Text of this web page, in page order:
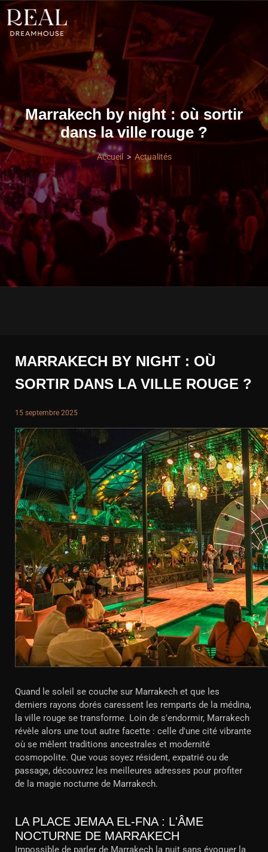
Marrakech by night : où sortir
dans la ville rouge ?
Accueil Actualités
MARRAKECH BY NIGHT : OÙ
SORTIR DANS LA VILLE ROUGE ?
15 septembre 2025
Quand le soleil se couche sur Marrakech et que les
derniers rayons dorés caressent les remparts de la médina,
la ville rouge se transforme. Loin de s'endormir, Marrakech
révèle alors une tout autre facette : celle d'une cité vibrante
où se mêlent traditions ancestrales et modernité
cosmopolite. Que vous soyez résident, expatrié ou de
passage, découvrez les meilleures adresses pour profiter
de la magie nocturne de Marrakech.
LA PLACE JEMAA EL-FNA : L'ÂME
NOCTURNE DE MARRAKECH
Impossible de parler de Marrakech la nuit sans évoquer la